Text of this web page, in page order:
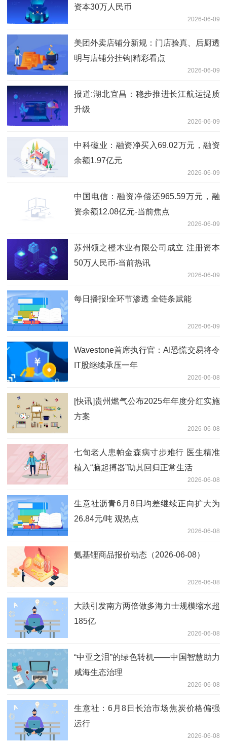
资本30万人民币
2026-06-09
美团外卖店铺分新规：门店验真、后厨透
明与店铺分挂钩|精彩看点
2026-06-09
报道:湖北宜昌：稳步推进长江航运提质
升级
2026-06-09
中科磁业：融资净买入69.02万元，融资
余额1.97亿元
2026-06-09
中国电信：融资净偿还965.59万元，融
资余额12.08亿元-当前焦点
2026-06-09
苏州领之橙木业有限公司成立 注册资本
50万人民币-当前热讯
2026-06-09
每日播报!全环节渗透 全链条赋能
2026-06-09
Wavestone首席执行官：AI恐慌交易将令
IT股继续承压一年
2026-06-08
[快讯]贵州燃气公布2025年年度分红实施
方案
2026-06-08
七旬老人患帕金森病寸步难行 医生精准
植入“脑起搏器”助其回归正常生活
2026-06-08
生意社沥青6月8日均差继续正向扩大为
26.84元/吨 观热点
2026-06-08
氨基锂商品报价动态（2026-06-08）
2026-06-08
大跌引发南方两倍做多海力士规模缩水超
185亿
2026-06-08
“中亚之泪”的绿色转机——中国智慧助力
咸海生态治理
2026-06-08
生意社：6月8日长治市场焦炭价格偏强
运行
2026-06-08